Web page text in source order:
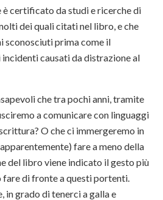
certificato da studi e ricerche di
dei quali citati nel libro, e che
sconosciuti prima come il
causati da distrazione al
che tra pochi anni, tramite
a comunicare con linguaggi
O che ci immergeremo in
fare a meno della
del libro viene indicato il gesto più
di fronte a questi portenti.
in grado di tenerci a galla e